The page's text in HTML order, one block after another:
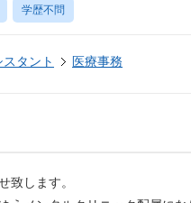
学歴不問
タント 医療事務
致します。